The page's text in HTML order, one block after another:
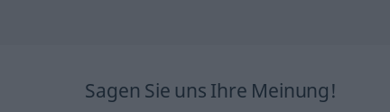
Sagen Sie uns Ihre Meinung!